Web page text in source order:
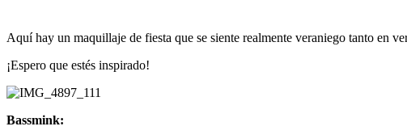
Aquí hay un maquillaje de fiesta que se siente realmente veraniego tanto en
¡Espero que estés inspirado!
Bassmink: